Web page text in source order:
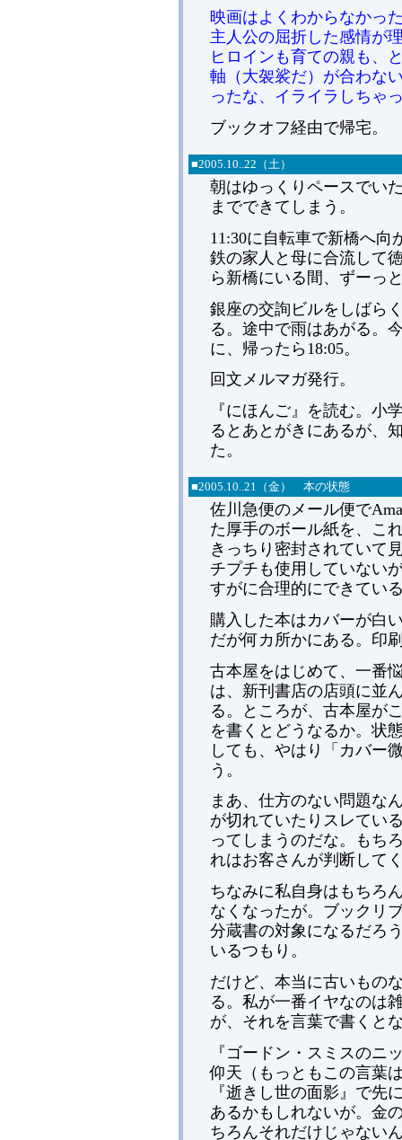
映画はよくわからなかっ
主人公の屈折した感情が
ヒロインも育ての親も、
軸（大袈裟だ）が合わな
ったな、イライラしちゃ
ブックオフ経由で帰宅。
■2005.10..22（土）
朝はゆっくりペースでい
までできてしまう。
11:30に自転車で新橋へ
鉄の家人と母に合流して
ら新橋にいる間、ずーっ
銀座の交詢ビルをしばら
る。途中で雨はあがる。
に、帰ったら18:05。
回文メルマガ発行。
『にほんご』を読む。小
るとあとがきにあるが、
た。
■2005.10..21（金） 本の状態
佐川急便のメール便で
た厚手のボール紙を、こ
きっちり密封されていて
チプチも使用していない
すがに合理的にできてい
購入した本はカバーが白
だが何カ所かにある。印
古本屋をはじめて、一番
は、新刊書店の店頭に並
る。ところが、古本屋が
を書くとどうなるか。状
しても、やはり「カバー
う。
まあ、仕方のない問題な
が切れていたりスレてい
ってしまうのだな。もち
れはお客さんが判断して
ちなみに私自身はもちろ
なくなったが。ブックリ
分蔵書の対象になるだろ
いるつもり。
だけど、本当に古いもの
る。私が一番イヤなのは
が、それを言葉で書くと
『ゴードン・スミスのニ
仰天（もっともこの言葉
『逝きし世の面影』で先
あるかもしれないが。金
ちろんそれだけじゃない